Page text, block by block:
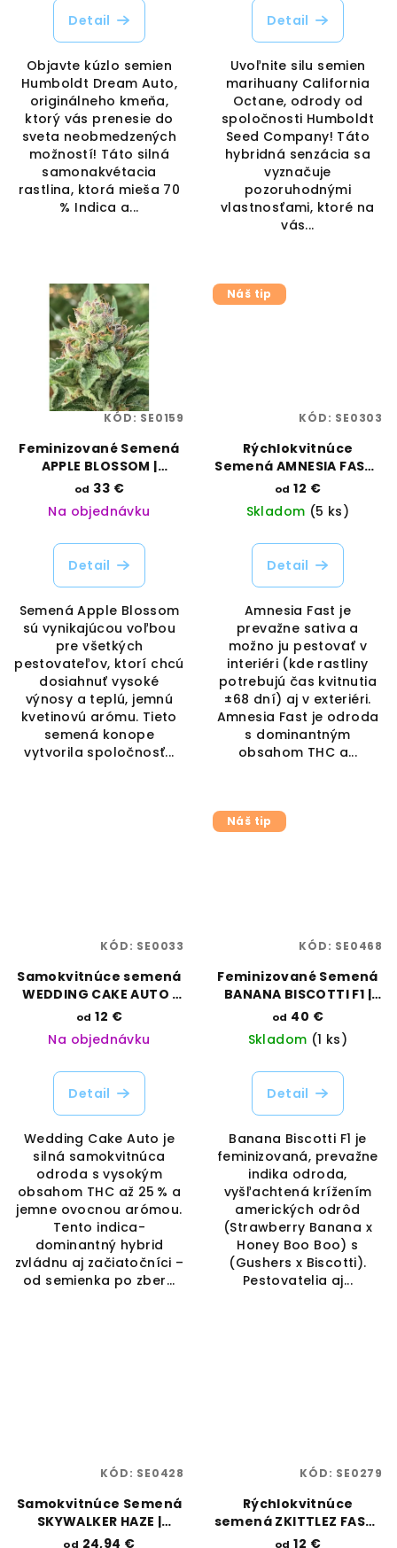
Detail
Objavte kúzlo semien
Humboldt Dream Auto,
originálneho kmeňa,
ktorý vás prenesie do
sveta neobmedzených
možností! Táto silná
samonakvétacia
rastlina, ktorá mieša 70
% Indica a...
Detail
Uvoľnite silu semien
marihuany California
Octane, odrody od
spoločnosti Humboldt
Seed Company! Táto
hybridná senzácia sa
vyznačuje
pozoruhodnými
vlastnosťami, ktoré na
vás...
Feminizované Semená
APPLE BLOSSOM |
HUMBOLDT SEED
COMPANY
od 33 €
Na objednávku
Detail
Semená Apple Blossom
sú vynikajúcou voľbou
pre všetkých
pestovateľov, ktorí chcú
dosiahnuť vysoké
výnosy a teplú, jemnú
kvetinovú arómu. Tieto
semená konope
vytvorila spoločnosť...
KÓD: SE0159
Náš tip
Rýchlokvitnúce
Semená AMNESIA FAST |
RAMA SEEDS
od 12 €
Skladom (5 ks)
Detail
Amnesia Fast je
prevažne sativa a
možno ju pestovať v
interiéri (kde rastliny
potrebujú čas kvitnutia
±68 dní) aj v exteriéri.
Amnesia Fast je odroda
s dominantným
obsahom THC a...
KÓD: SE0303
Samokvitnúce semená
WEDDING CAKE AUTO |
RAMA SEEDS
od 12 €
Na objednávku
Detail
Wedding Cake Auto je
silná samokvitnúca
odroda s vysokým
obsahom THC až 25 % a
jemne ovocnou arómou.
Tento indica-
dominantný hybrid
zvládnu aj začiatočníci –
od semienka po zber...
KÓD: SE0033
Náš tip
Feminizované Semená
BANANA BISCOTTI F1 |
SEEDSMAN SEEDS
od 40 €
Skladom (1 ks)
Detail
Banana Biscotti F1 je
feminizovaná, prevažne
indika odroda,
vyšľachtená krížením
amerických odrôd
(Strawberry Banana x
Honey Boo Boo) s
(Gushers x Biscotti).
Pestovatelia aj...
KÓD: SE0468
Samokvitnúce Semená
SKYWALKER HAZE |
DUTCH PASSION
od 24,94 €
KÓD: SE0428
Rýchlokvitnúce
semená ZKITTLEZ FAST |
RAMA SEEDS
od 12 €
KÓD: SE0279